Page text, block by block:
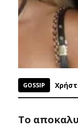
GOSSIP
Το